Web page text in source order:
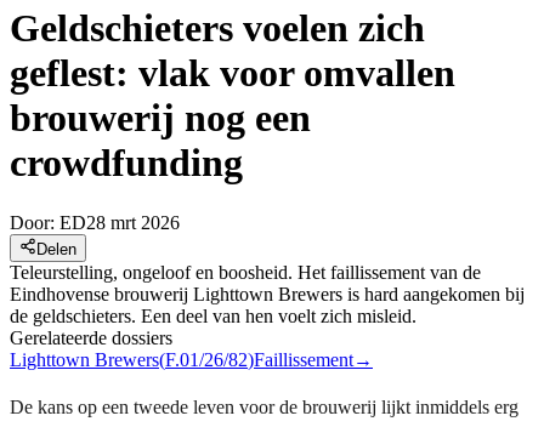
Geldschieters voelen zich
geflest: vlak voor omvallen
brouwerij nog een
crowdfunding
Door: ED28 mrt 2026
Delen
Teleurstelling, ongeloof en boosheid. Het faillissement van de
Eindhovense brouwerij Lighttown Brewers is hard aangekomen bij
de geldschieters. Een deel van hen voelt zich misleid.
Gerelateerde dossiers
Lighttown Brewers(F.01/26/82)Faillissement→
De kans op een tweede leven voor de brouwerij lijkt inmiddels erg